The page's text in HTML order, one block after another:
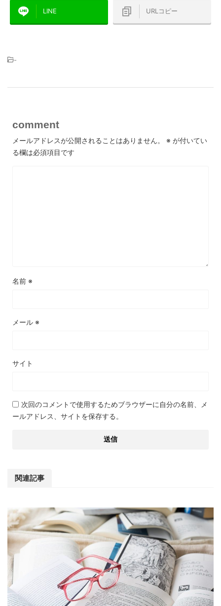
LINE URLコピー
-
comment
メールアドレスが公開されることはありません。 ※ が付いてい
る欄は必須項目です
名前 ※
メール ※
サイト
次回のコメントで使用するためブラウザーに自分の名前、メ
ールアドレス、サイトを保存する。
関連記事